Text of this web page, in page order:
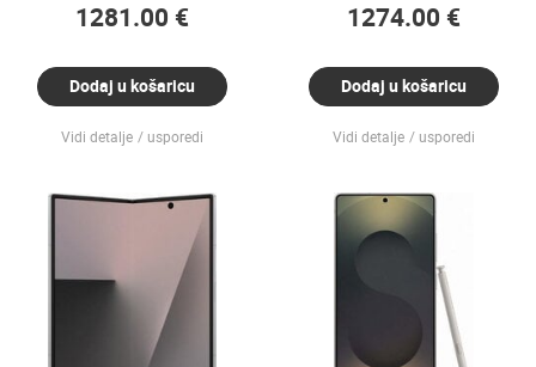
1281.00 €
Dodaj u košaricu
Vidi detalje usporedi
1274.00 €
Dodaj u košaricu
Vidi detalje usporedi